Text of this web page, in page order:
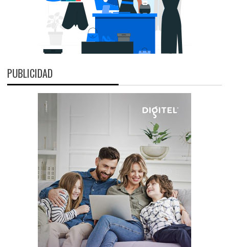
PUBLICIDAD